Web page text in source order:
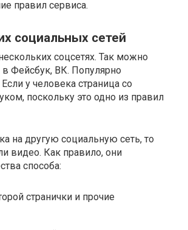
правил сервиса.
социальных сетей
соцсетях. Так можно
Фейсбук, ВК. Популярно
у человека страница со
поскольку это одно из правил
на другую социальную сеть, то
видео. Как правило, они
способа:
странички и прочие